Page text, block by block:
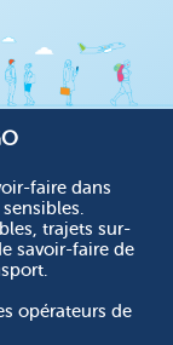
faire dans
trajets sur-
savoir-faire de
opérateurs de